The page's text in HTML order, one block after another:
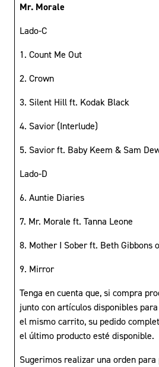
Mr. Morale
Lado-C
1. Count Me Out
2. Crown
3. Silent Hill ft. Kodak Black
4. Savior (Interlude)
5. Savior ft. Baby Keem & Sam
Lado-D
6. Auntie Diaries
7. Mr. Morale ft. Tanna Leone
8. Mother I Sober ft. Beth Gibbons
9. Mirror
Tenga en cuenta que, si compra
junto con artículos disponibles
el mismo carrito, su pedido
el último producto esté disponible.
Sugerimos realizar una orden